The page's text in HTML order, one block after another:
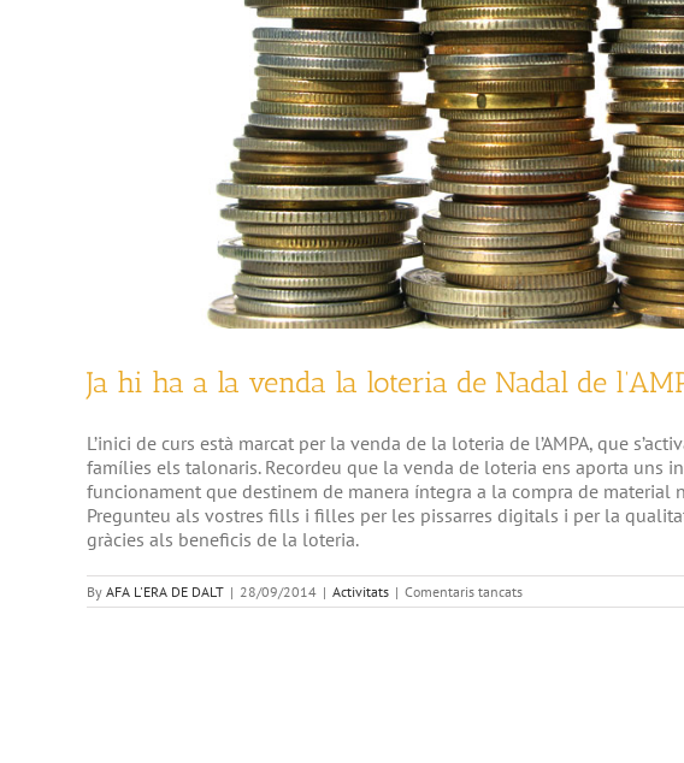
Ja hi ha a la venda la loteria de Nadal de
L’inici de curs està marcat per la venda de la loteria de l’AMPA, que
famílies els talonaris. Recordeu que la venda de loteria ens aporta uns
funcionament que destinem de manera íntegra a la compra de material
Pregunteu als vostres fills i filles per les pissarres digitals i per la
gràcies als beneficis de la loteria.
By AFA L'ERA DE DALT | 28/09/2014 | Activitats | Comentaris tancatsa
Ja